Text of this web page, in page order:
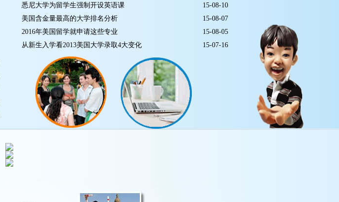
15-08-10
悉尼大学为留学生强制开设英语课
15-08-07
美国含金量最高的大学排名分析
15-08-05
2016年美国留学就申请这些专业
15-07-16
从新生入学看2013美国大学录取4大变化